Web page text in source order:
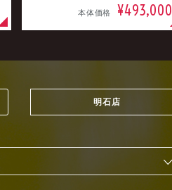
本体価格 ¥493,000
明石店